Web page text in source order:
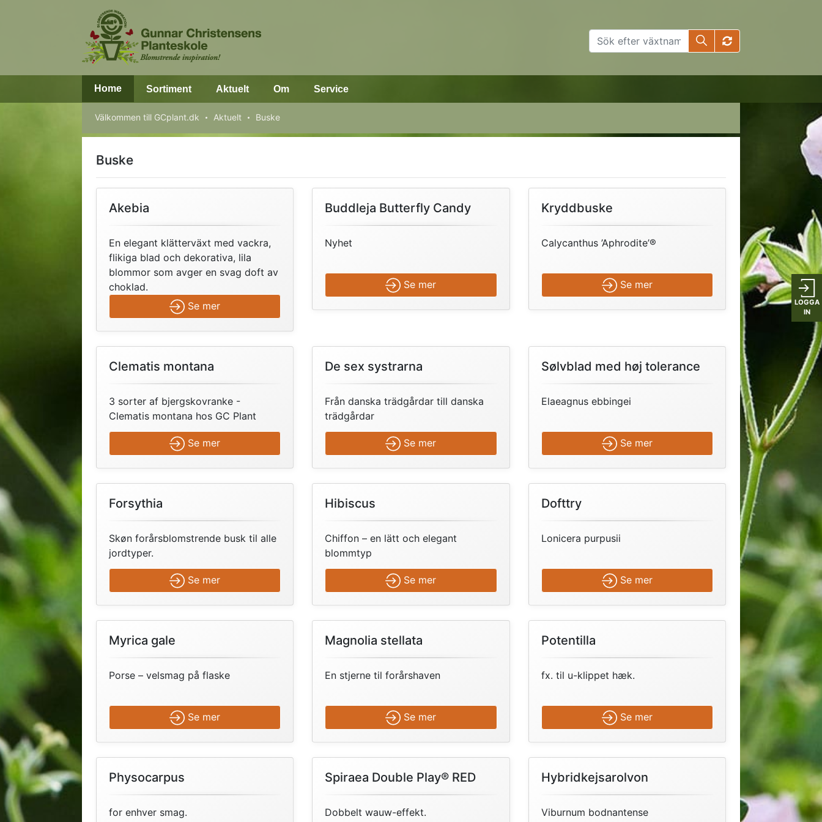
LOGGA
IN
Home Sortiment Aktuelt Om Service
Välkommen till GCplant.dk Aktuelt Buske
Buske
Akebia
En elegant klätterväxt med vackra,
flikiga blad och dekorativa, lila
blommor som avger en svag doft av
choklad.
Se mer
Buddleja Butterfly Candy
Nyhet
Se mer
Kryddbuske
Calycanthus ’Aphrodite’®
Se mer
Clematis montana
3 sorter af bjergskovranke -
Clematis montana hos GC Plant
Se mer
De sex systrarna
Från danska trädgårdar till danska
trädgårdar
Se mer
Sølvblad med høj tolerance
Elaeagnus ebbingei
Se mer
Forsythia
Skøn forårsblomstrende busk til alle
jordtyper.
Se mer
Hibiscus
Chiffon – en lätt och elegant
blommtyp
Se mer
Dofttry
Lonicera purpusii
Se mer
Myrica gale
Porse – velsmag på flaske
Se mer
Magnolia stellata
En stjerne til forårshaven
Se mer
Potentilla
fx. til u-klippet hæk.
Se mer
Physocarpus
for enhver smag.
Spiraea Double Play® RED
Dobbelt wauw-effekt.
Hybridkejsarolvon
Viburnum bodnantense